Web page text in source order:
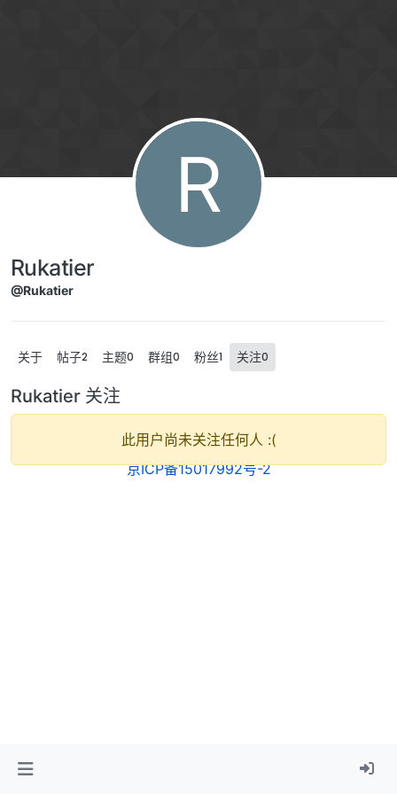
R
Rukatier
@Rukatier
关于 帖子2 主题0 群组0 粉丝1 关注0
Rukatier 关注
此用户尚未关注任何人 :(
京ICP备15017992号-2